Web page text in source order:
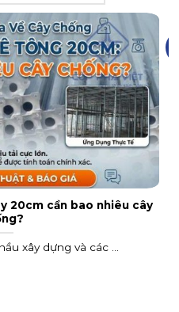
20cm cần bao nhiêu cây
xây dựng và các ...